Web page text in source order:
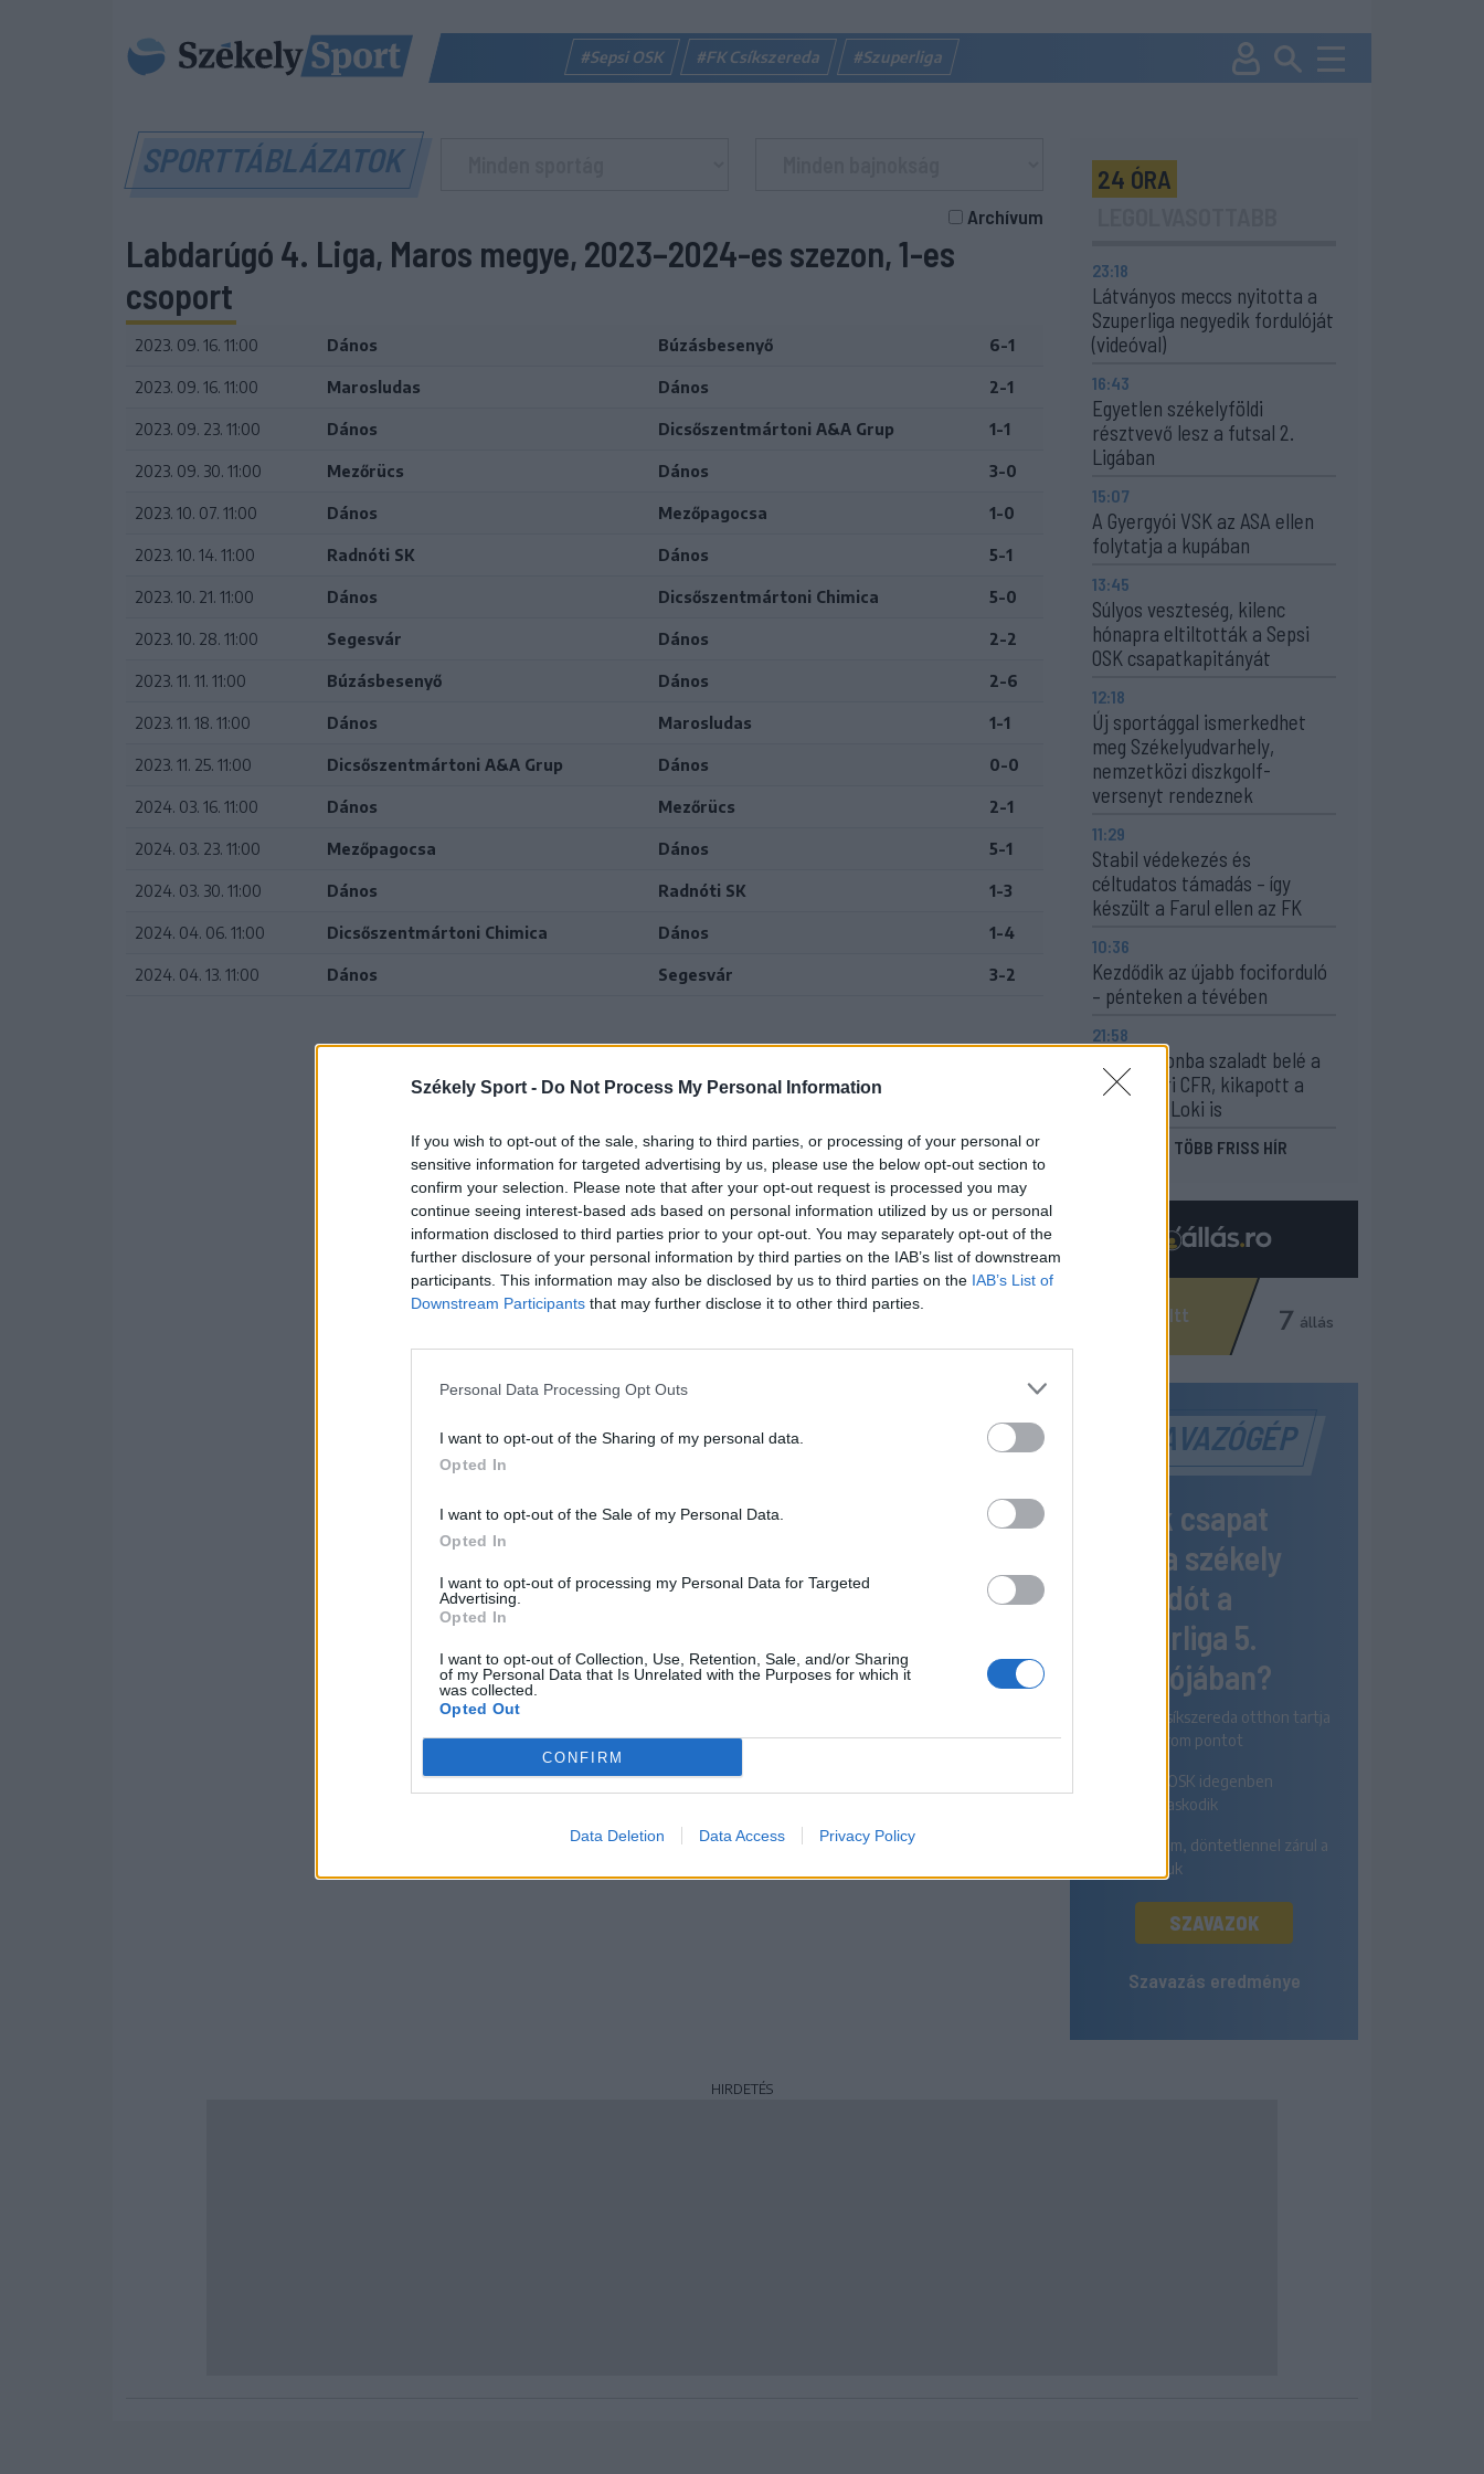
Székely Sport - Do Not Process My Personal Information
If you wish to opt-out of the sale, sharing to third parties, or processing of your personal or
sensitive information for targeted advertising by us, please use the below opt-out section to
confirm your selection. Please note that after your opt-out request is processed you may
continue seeing interest-based ads based on personal information utilized by us or personal
information disclosed to third parties prior to your opt-out. You may separately opt-out of the
further disclosure of your personal information by third parties on the IAB’s list of downstream
participants. This information may also be disclosed by us to third parties on the IAB’s List of
Downstream Participants that may further disclose it to other third parties.
Personal Data Processing Opt Outs
I want to opt-out of the Sharing of my personal data.
Opted In
I want to opt-out of the Sale of my Personal Data.
Opted In
I want to opt-out of processing my Personal Data for Targeted
Advertising.
Opted In
I want to opt-out of Collection, Use, Retention, Sale, and/or Sharing
of my Personal Data that Is Unrelated with the Purposes for which it
was collected.
Opted Out
CONFIRM
Data Deletion Data Access Privacy Policy
#Sepsi OSK #FK Csíkszereda #Szuperliga
SPORTTÁBLÁZATOK
Archívum
Labdarúgó 4. Liga, Maros megye, 2023–2024-es szezon, 1-es
csoport
2023. 09. 16. 11:00 Dános Búzásbesenyő 6-1
2023. 09. 16. 11:00 Marosludas Dános 2-1
2023. 09. 23. 11:00 Dános Dicsőszentmártoni A&A Grup 1-1
2023. 09. 30. 11:00 Mezőrücs Dános 3-0
2023. 10. 07. 11:00 Dános Mezőpagocsa 1-0
2023. 10. 14. 11:00 Radnóti SK Dános 5-1
2023. 10. 21. 11:00 Dános Dicsőszentmártoni Chimica 5-0
2023. 10. 28. 11:00 Segesvár Dános 2-2
2023. 11. 11. 11:00 Búzásbesenyő Dános 2-6
2023. 11. 18. 11:00 Dános Marosludas 1-1
2023. 11. 25. 11:00 Dicsőszentmártoni A&A Grup Dános 0-0
2024. 03. 16. 11:00 Dános Mezőrücs 2-1
2024. 03. 23. 11:00 Mezőpagocsa Dános 5-1
2024. 03. 30. 11:00 Dános Radnóti SK 1-3
2024. 04. 06. 11:00 Dicsőszentmártoni Chimica Dános 1-4
2024. 04. 13. 11:00 Dános Segesvár 3-2
24 ÓRA
23:18
Látványos meccs nyitotta a
Szuperliga negyedik fordulóját
(videóval)
16:43
Egyetlen székelyföldi
résztvevő lesz a futsal 2.
Ligában
15:07
A Gyergyói VSK az ASA ellen
folytatja a kupában
13:45
Súlyos veszteség, kilenc
hónapra eltiltották a Sepsi
OSK csapatkapitányát
12:18
Új sportággal ismerkedhet
meg Székelyudvarhely,
nemzetközi diszkgolf-
versenyt rendeznek
11:29
Stabil védekezés és
céltudatos támadás – így
készült a Farul ellen az FK
10:36
Kezdődik az újabb fociforduló
– pénteken a tévében
21:58
Nagy pofonba szaladt belé a
Kolozsvári CFR, kikapott a
Győr és a Loki is
MÉG TÖBB FRISS HÍR
SZAVAZÓGÉP
Melyik csapat
nyeri a székely
rangadót a
Szuperliga 5.
fordulójában?
Az FK Csíkszereda otthon tartja
mindhárom pontot
A Sepsi OSK idegenben
diadalmaskodik
Egyik sem, döntetlennel zárul a
párharcuk
SZAVAZOK
Szavazás eredménye
HIRDETÉS